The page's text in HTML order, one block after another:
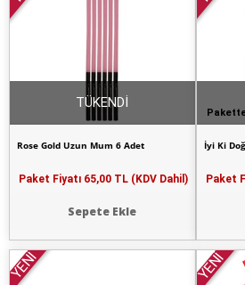
Rose Gold Uzun Mum 6 Adet
Paket Fiyatı 65,00 TL (KDV Dahil)
Sepete Ekle
TÜKENDİ
İyi Ki
Paket
YENİ YENİ